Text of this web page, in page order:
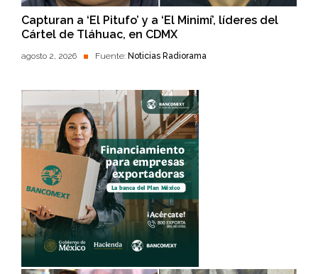
Capturan a ‘El Pitufo’ y a ‘El Minimí’, líderes del
Cártel de Tláhuac, en CDMX
agosto 2, 2026 Fuente: Noticias Radiorama